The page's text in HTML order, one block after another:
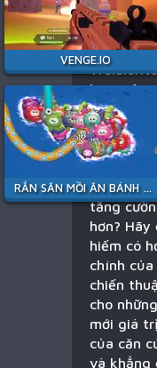
VENGE.IO
RẮN SĂN MỒI ĂN BÁNH KẸO
lùng
Nubini
huyền
bạn, xây
đầu thu
mang lại
ra những
bộ sưu
tầng, thử
tăng
hơn? Hãy
hiếm có
chính
chiến
cho
mới giá
của căn
và khẳng